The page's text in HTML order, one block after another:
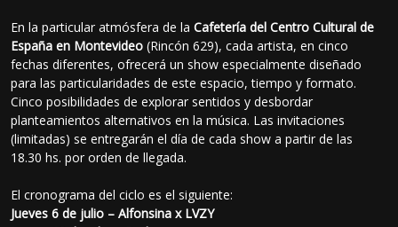
En la particular atmósfera de laCafetería del Centro Cultural de
España en Montevideo (Rincón 629), cada artista, en cinco
fechas diferentes, ofrecerá un show especialmente diseñado
para las particularidades de este espacio, tiempo y formato.
Cinco posibilidades de explorar sentidos y desbordar
planteamientos alternativos en la música. Las invitaciones
(limitadas) se entregarán el día de cada show a partir de las
18.30 hs. por orden de llegada.
El cronograma del ciclo es el siguiente:
Jueves 6 de julio – Alfonsina x LVZY